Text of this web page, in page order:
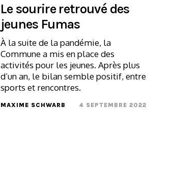
Le sourire retrouvé des
jeunes Fumas
À la suite de la pandémie, la
Commune a mis en place des
activités pour les jeunes. Après plus
d’un an, le bilan semble positif, entre
sports et rencontres.
MAXIME SCHWARB 4 SEPTEMBRE 2022